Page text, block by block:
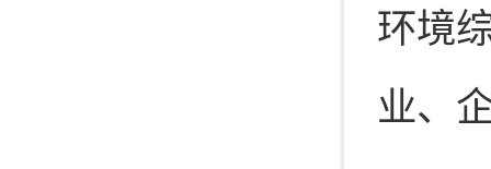
环境
业、